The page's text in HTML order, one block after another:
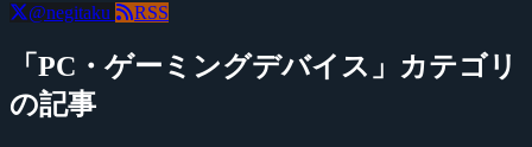
@negitaku RSS
「PC・ゲーミングデバイス」カテゴリ
の記事